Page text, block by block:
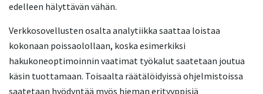
edelleen hälyttävän vähän.
Verkkosovellusten osalta analytiikka saattaa loistaa
kokonaan poissaolollaan, koska esimerkiksi
hakukoneoptimoinnin vaatimat työkalut saatetaan joutua
käsin tuottamaan. Toisaalta räätälöidyissä ohjelmistoissa
saatetaan hyödyntää myös hieman erityyppisiä